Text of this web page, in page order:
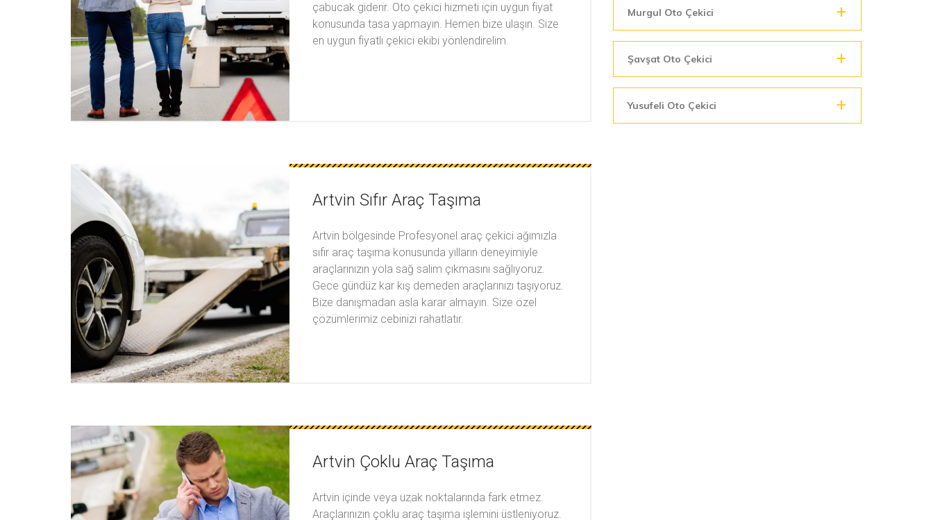
çabucak giderir. Oto çekici hizmeti için uygun fiyat
konusunda tasa yapmayın. Hemen bize ulaşın. Size
en uygun fiyatlı çekici ekibi yönlendirelim.
Artvin Sıfır Araç Taşıma
Artvin bölgesinde Profesyonel araç çekici ağımızla
sıfır araç taşıma konusunda yılların deneyimiyle
araçlarınızın yola sağ salim çıkmasını sağlıyoruz.
Gece gündüz kar kış demeden araçlarınızı taşıyoruz.
Bize danışmadan asla karar almayın. Size özel
çözümlerimiz cebinizi rahatlatır.
Artvin Çoklu Araç Taşıma
Artvin içinde veya uzak noktalarında fark etmez.
Araçlarınızın çoklu araç taşıma işlemini üstleniyoruz.
Murgul Oto Çekici
Şavşat Oto Çekici
Yusufeli Oto Çekici